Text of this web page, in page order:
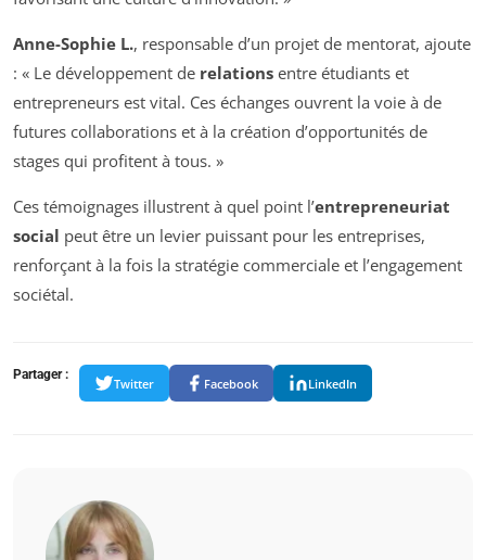
Anne-Sophie L., responsable d’un projet de mentorat, ajoute
: « Le développement de relations entre étudiants et
entrepreneurs est vital. Ces échanges ouvrent la voie à de
futures collaborations et à la création d’opportunités de
stages qui profitent à tous. »
Ces témoignages illustrent à quel point l’entrepreneuriat
social peut être un levier puissant pour les entreprises,
renforçant à la fois la stratégie commerciale et l’engagement
sociétal.
Partager :
Twitter Facebook LinkedIn